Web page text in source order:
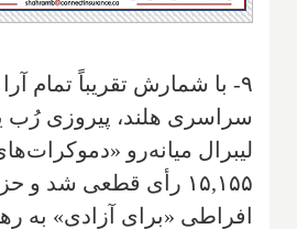
۹- با شمارش تقریباً تمام
سراسری هلند، پیروزی رُب
۱۵,۱۵۵ رأی قطعی شد
افراطی «برای آزادی» به